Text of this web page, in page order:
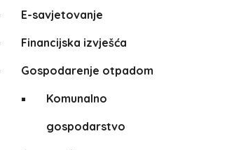
E-savjetovanje
Financijska izvješća
Gospodarenje otpadom
Komunalno
gospodarstvo